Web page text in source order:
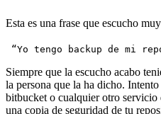
Esta es una frase que escucho
“Yo tengo backup de mi
Siempre que la escucho acabo
la persona que la ha dicho.
bitbucket o cualquier otro servicio
una copia de seguridad de tu